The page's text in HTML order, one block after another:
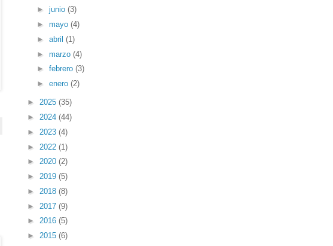
► junio (3)
► mayo (4)
► abril (1)
► marzo (4)
► febrero (3)
► enero (2)
► 2025 (35)
► 2024 (44)
► 2023 (4)
► 2022 (1)
► 2020 (2)
► 2019 (5)
► 2018 (8)
► 2017 (9)
► 2016 (5)
► 2015 (6)